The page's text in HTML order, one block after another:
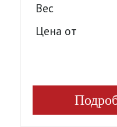
Вес
Цена от